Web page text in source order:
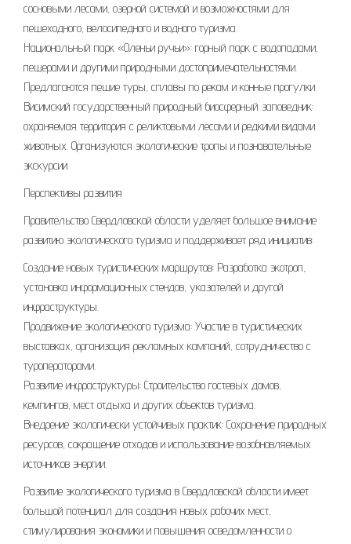
сосновыми лесами, озерной системой и возможностями для
пешеходного, велосипедного и водного туризма.
Национальный парк «Оленьи ручьи»: горный парк с водопадами,
пещерами и другими природными достопримечательностями.
Предлагаются пешие туры, сплавы по рекам и конные прогулки.
Висимский государственный природный биосферный заповедник:
охраняемая территория с реликтовыми лесами и редкими видами
животных. Организуются экологические тропы и познавательные
экскурсии.
Перспективы развития
Правительство Свердловской области уделяет большое внимание
развитию экологического туризма и поддерживает ряд инициатив:
Создание новых туристических маршрутов: Разработка экотроп,
установка информационных стендов, указателей и другой
инфраструктуры.
Продвижение экологического туризма: Участие в туристических
выставках, организация рекламных кампаний, сотрудничество с
туроператорами.
Развитие инфраструктуры: Строительство гостевых домов,
кемпингов, мест отдыха и других объектов туризма.
Внедрение экологически устойчивых практик: Сохранение природных
ресурсов, сокращение отходов и использование возобновляемых
источников энергии.
Развитие экологического туризма в Свердловской области имеет
большой потенциал для создания новых рабочих мест,
стимулирования экономики и повышения осведомленности о